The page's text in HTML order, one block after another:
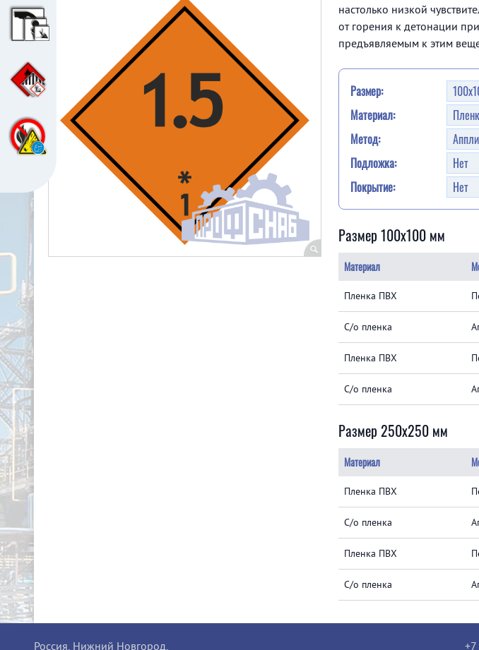
настолько низкой
от горения к детонации
предъявляемым к этим
Размер:
Материал:
Метод:
Подложка:
Покрытие:
Размер 100x100 мм
Материал
Пленка ПВХ
С/о пленка
Пленка ПВХ
С/о пленка
Размер 250x250 мм
Материал
Пленка ПВХ
С/о пленка
Пленка ПВХ
С/о пленка
Россия, Нижний Новгород,